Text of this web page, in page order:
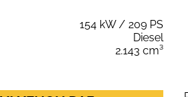
154 kW / 209 PS
Diesel
2.143 cm³